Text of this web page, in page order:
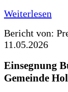
Weiterlesen
Bericht von:
11.05.2026
Einsegnung
Gemeinde